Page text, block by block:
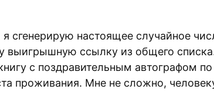
сгенерирую настоящее случайное
выигрышную ссылку из общего
с поздравительным автографом по
проживания. Мне не сложно,